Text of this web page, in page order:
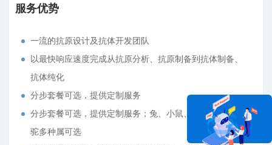
服务优势
一流的抗原设计及抗体开发团队
以最快响应速度完成从抗原分析、抗原制备到抗体制备、
抗体纯化
分步套餐可选，提供定制服务
分步套餐可选，提供定制服务；兔、小鼠、大鼠、羊、羊
驼多种属可选